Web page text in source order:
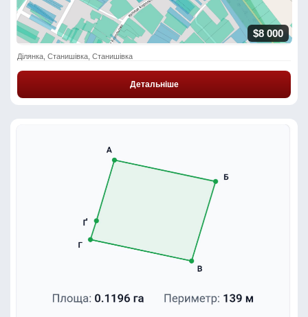
$8 000
Ділянка, Станишівка, Станишівка
Детальніше